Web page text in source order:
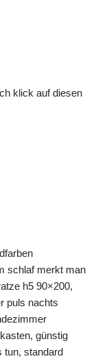
klick auf diesen
schlaf merkt man
h5 90×200,
puls nachts
günstig
tun, standard